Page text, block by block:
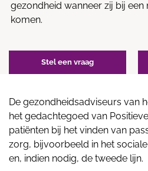
gezondheid wanneer zij bij een
komen.
Stel een vraag
De gezondheidsadviseurs van
het gedachtegoed van
patiënten bij het vinden van
zorg, bijvoorbeeld in het
en, indien nodig, de tweede lijn.